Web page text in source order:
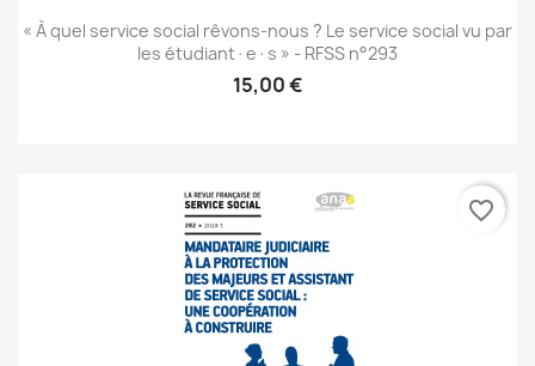
« À quel service social rêvons-nous ? Le service social vu par
les étudiant·e·s » - RFSS n°293
15,00 €
favorite_border